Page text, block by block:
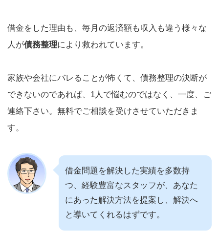
借金をした理由も、毎月の返済額も収入も違う様々な
人が債務整理により救われています。
家族や会社にバレることが怖くて、債務整理の決断が
できないのであれば、1人で悩むのではなく、一度、ご
連絡下さい。無料でご相談を受けさせていただきま
す。
借金問題を解決した実績を多数持
つ、経験豊富なスタッフが、あなた
にあった解決方法を提案し、解決へ
と導いてくれるはずです。